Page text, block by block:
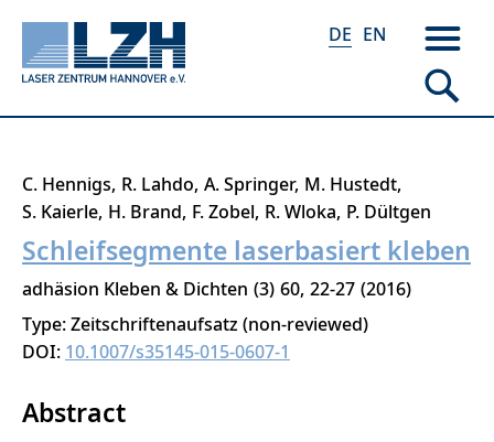
Direkt
zum
Inhalt
DE EN
C. Hennigs R. Lahdo A. Springer M. Hustedt
S. Kaierle H. Brand F. Zobel R. Wloka P. Dültgen
Schleifsegmente laserbasiert kleben
adhäsion Kleben & Dichten 3 60 22-27 2016
Type: Zeitschriftenaufsatz (non-reviewed)
DOI: 10.1007/s35145-015-0607-1
Abstract